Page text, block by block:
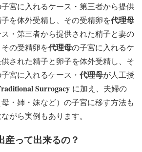
宮に入れるケース・第三者から提供
を体外受精し、その受精卵を代理母
・第三者から提供された精子と妻の
の受精卵を代理母の子宮に入れるケ
された精子と卵子を体外受精し、そ
宮に入れるケース・ 代理母が人工授
Surrogacy に加え、夫婦の
・姉・妹など）の子宮に移す方法も
がら実例もあります。
産って出来るの？